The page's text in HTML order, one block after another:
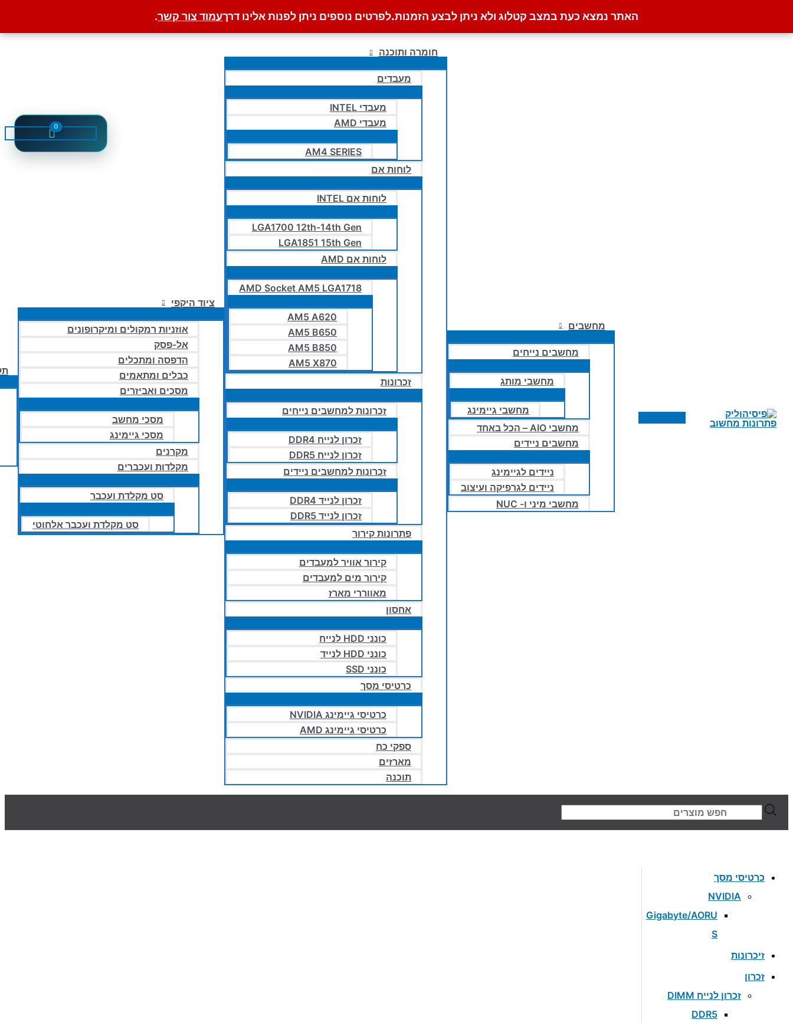
האתר נמצא כעת במצב קטלוג ולא ניתן לבצע הזמנות.לפרטים נוספים ניתן לפנות אלינו דרךעמוד צור קשר.
תפריט
מחשבים
מחשבים נייחים
מחשבי מותג
מחשבי גיימינג
מחשבי AIO – הכל באחד
מחשבים ניידים
ניידים לגיימינג
ניידים לגרפיקה ועיצוב
מחשבי מיני ו- NUC
חומרה ותוכנה
מעבדים
מעבדי INTEL
מעבדי AMD
AM4 SERIES
לוחות אם
לוחות אם INTEL
LGA1700 12th-14th Gen
LGA1851 15th Gen
לוחות אם AMD
AMD Socket AM5 LGA1718
AM5 A620
AM5 B650
AM5 B850
AM5 X870
זכרונות
זכרונות למחשבים נייחים
זכרון לנייח DDR4
זכרון לנייח DDR5
זכרונות למחשבים ניידים
זכרון לנייד DDR4
זכרון לנייד DDR5
פתרונות קירור
קירור אוויר למעבדים
קירור מים למעבדים
מאווררי מארז
אחסון
כונני HDD לנייח
כונני HDD לנייד
כונני SSD
כרטיסי מסך
כרטיסי גיימינג NVIDIA
כרטיסי גיימינג AMD
ספקי כח
מארזים
תוכנה
ציוד היקפי
אוזניות רמקולים ומיקרופונים
אל-פסק
הדפסה ומתכלים
כבלים ומתאמים
מסכים ואביזרים
מסכי מחשב
מסכי גיימינג
מקרנים
מקלדות ועכברים
סט מקלדת ועכבר
סט מקלדת ועכבר אלחוטי
Products
כרטיסי מסך
NVIDIA
Gigabyte/AORU
S
זיכרונות
זכרון
זכרון לנייח DIMM
DDR5